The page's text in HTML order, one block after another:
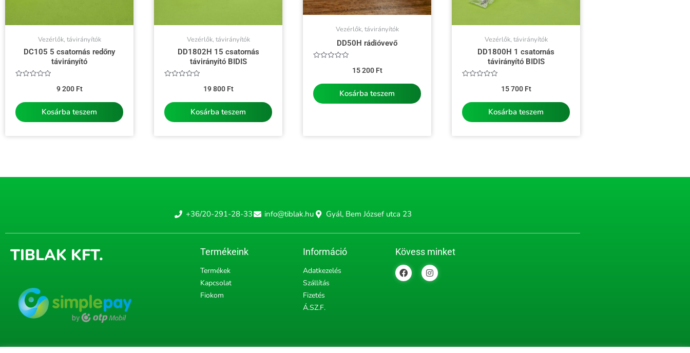
Vezérlők, távirányítók
DC105 5 csatornás redőny
távirányító
9 200 Ft
Kosárba teszem
Vezérlők, távirányítók
DD1802H 15 csatornás
távirányító BIDIS
19 800 Ft
Kosárba teszem
Vezérlők, távirányítók
DD50H rádióvevő
15 200 Ft
Kosárba teszem
Vezérlők, távirányítók
DD1800H 1 csatornás
távirányító BIDIS
15 700 Ft
Kosárba teszem
+36/20-291-28-33 info@tiblak.hu Gyál, Bem József utca 23
TIBLAK KFT. Termékeink
Termékek
Kapcsolat
Fiokom
Információ
Adatkezelés
Szállítás
Fizetés
Á.SZ.F.
Kövess minket
F
a
c
I
n
s